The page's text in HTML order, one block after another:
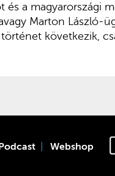
és a magyarországi
Marton László-
következik,
Webshop